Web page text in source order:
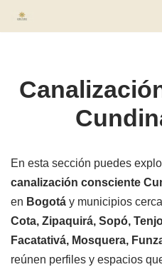
En esta sección puedes
canalización consciente
en Bogotá y municipios
Cota, Zipaquirá, Sopó,
Facatativá, Mosquera,
reúnen perfiles y espacios